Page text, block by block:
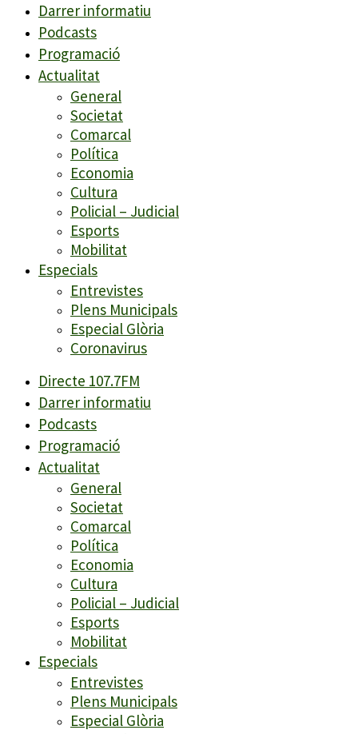
Darrer informatiu
Podcasts
Programació
Actualitat
General
Societat
Comarcal
Política
Economia
Cultura
Policial – Judicial
Esports
Mobilitat
Especials
Entrevistes
Plens Municipals
Especial Glòria
Coronavirus
Directe 107.7FM
Darrer informatiu
Podcasts
Programació
Actualitat
General
Societat
Comarcal
Política
Economia
Cultura
Policial – Judicial
Esports
Mobilitat
Especials
Entrevistes
Plens Municipals
Especial Glòria